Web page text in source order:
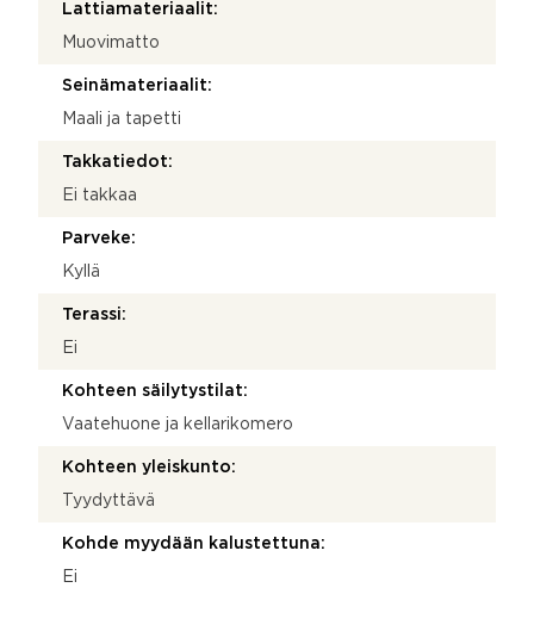
Lattiamateriaalit:
Muovimatto
Seinämateriaalit:
Maali ja tapetti
Takkatiedot:
Ei takkaa
Parveke:
Kyllä
Terassi:
Ei
Kohteen säilytystilat:
Vaatehuone ja kellarikomero
Kohteen yleiskunto:
Tyydyttävä
Kohde myydään kalustettuna:
Ei